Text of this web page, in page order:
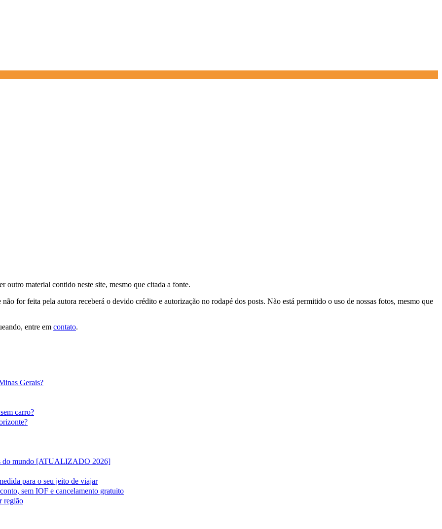
outro material contido neste site, mesmo que citada a fonte.
for feita pela autora receberá o devido crédito e autorização no rodapé dos posts. Não está permitido o uso de nossas fotos, mesmo que
entre em contato.
Gerais?
carro?
do mundo [ATUALIZADO 2026]
para o seu jeito de viajar
sem IOF e cancelamento gratuito
região